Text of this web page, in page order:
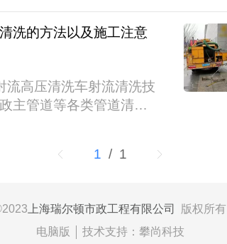
的注意事项：1.对水源
压清洗车利用河沟、池
时，注意吸水管端部全
。为避免吸入石块...
产垃圾也有很多，如果
，就会造成管道、下水
生产、生活带来诸多不
产、生活垃圾日益剧
塞更是时常出现，给人
市政工程有限公司是其
...
洗的方法以及施工注意
流高压清洗车射流清洗技
主管道等各类管道清洗
射流，这种水射流有很
洗效果很好2、用清扫球对
所有污演进行清洗的过
1 / 1
2023 上海瑞尔顿市政工程有限公司
版权所有
电脑版
技术支持： 攀尚科技